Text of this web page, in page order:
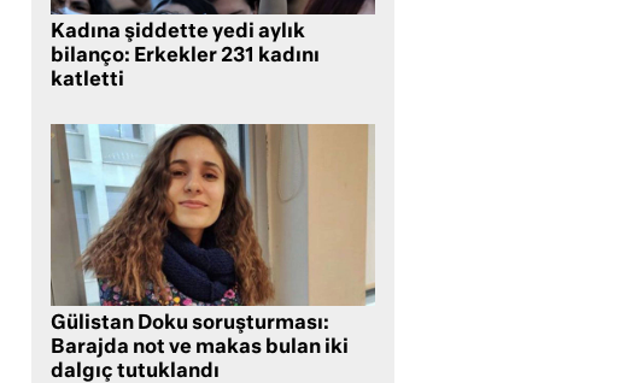
Kadına şiddette yedi aylık
bilanço: Erkekler 231 kadını
katletti
Gülistan Doku soruşturması:
Barajda not ve makas bulan iki
dalgıç tutuklandı